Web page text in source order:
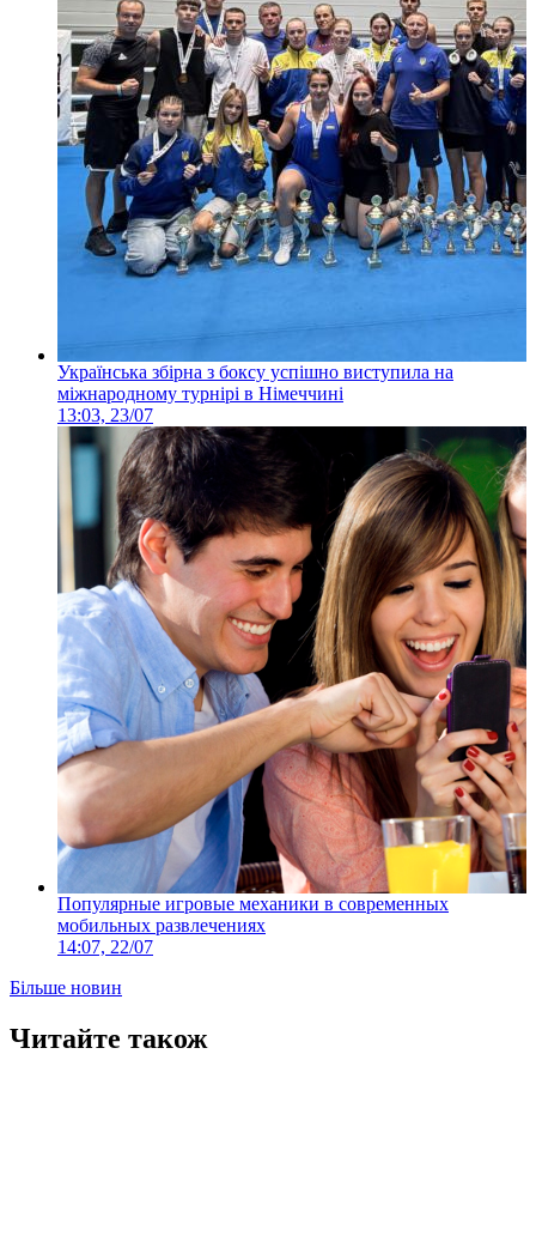
Українська збірна з боксу успішно виступила на
міжнародному турнірі в Німеччині
13:03, 23/07
Популярные игровые механики в современных
мобильных развлечениях
14:07, 22/07
Більше новин
Читайте також